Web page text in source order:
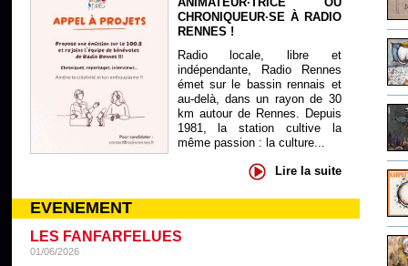
CHRONIQUEUR·SE À RADIO
RENNES !
Radio locale, libre et
indépendante, Radio Rennes
émet sur le bassin rennais et
au-delà, dans un rayon de 30
km autour de Rennes. Depuis
1981, la station cultive la
même passion : la culture...
Lire la suite
EVENEMENT
LES FANFARFELUES
01/06/2026